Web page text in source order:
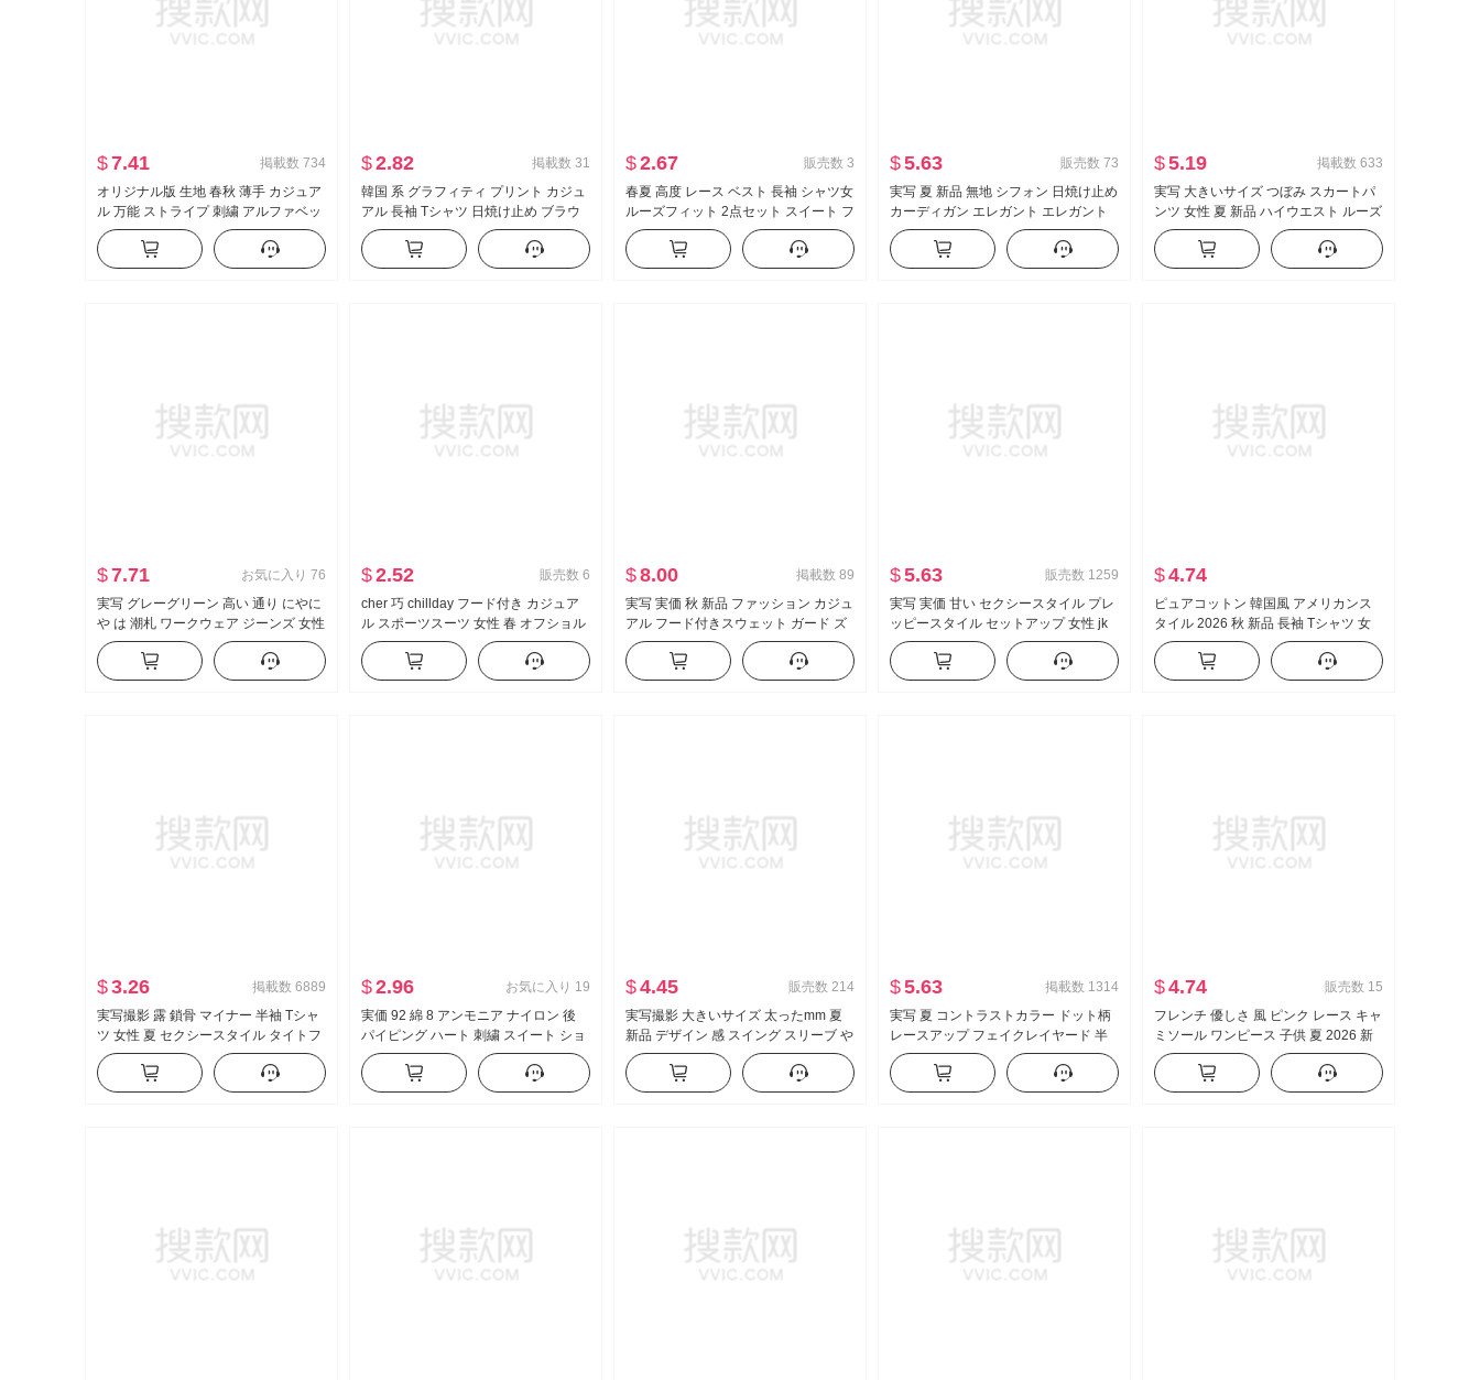
$7.41 掲載数 734
オリジナル版 生地 春秋 薄手 カジュア
ル 万能 ストライプ 刺繍 アルファベッ
ト スウェットシャツ コート
$2.82 掲載数 31
韓国 系 グラフィティ プリント カジュ
アル 長袖 Tシャツ 日焼け止め ブラウ
ス 女性 春夏 ルーズフィット ルーズ 風
が冷たい 感 クルーネック トップス
$2.67 販売数 3
春夏 高度 レース ベスト 長袖 シャツ女
ルーズフィット 2点セット スイート フ
レッシュ
$5.63 販売数 73
実写 夏 新品 無地 シフォン 日焼け止め
カーディガン エレガント エレガント
シフォン フラワープリント ワンピー
ス女 ツーピースセット
$5.19 掲載数 633
実写 大きいサイズ つぼみ スカートパ
ンツ 女性 夏 新品 ハイウエスト ルーズ
フィット スリム効果 垂 感 バルーンパ
ンツ カジュアル ワイドパンツ
$7.71 お気に入り 76
実写 グレーグリーン 高い 通り にやに
や は 潮札 ワークウェア ジーンズ 女性
アメリカンスタイル ヴィンテージ ル
ーズフィット フロアレングス カジュ
アル ズボン
$2.52 販売数 6
cher 巧 chillday フード付き カジュア
ル スポーツスーツ 女性 春 オフショル
ダー コート ベルボトム スリーピース
$8.00 掲載数 89
実写 実価 秋 新品 ファッション カジュ
アル フード付きスウェット ガード ズ
ボン スリム効果 セットアップ スポー
ツスーツ 女性 トレンド
$5.63 販売数 1259
実写 実価 甘い セクシースタイル プレ
ッピースタイル セットアップ 女性 jk
制服 フェイクレイヤード 純 欲 トップ
ス ハーフ スカートパンツ ツーピース
セット
$4.74
ピュアコットン 韓国風 アメリカンス
タイル 2026 秋 新品 長袖 Tシャツ 女
性 ルーズフィット ミドル丈 ピンク ア
ルファベット セクシースタイル トッ
プス
$3.26 掲載数 6889
実写撮影 露 鎖骨 マイナー 半袖 Tシャ
ツ 女性 夏 セクシースタイル タイトフ
ィット 新品 ボタン デザイン 感 ショー
ト丈 トップス
$2.96 お気に入り 19
実価 92 綿 8 アンモニア ナイロン 後
パイピング ハート 刺繍 スイート ショ
ート丈 ポロ襟 Tシャツ スリムフィット
小柄 トレンド
$4.45 販売数 214
実写撮影 大きいサイズ 太ったmm 夏
新品 デザイン 感 スイング スリーブ や
せている t カジュアル スリム効果 スリ
ムフィット 底打ち トップス
$5.63 掲載数 1314
実写 夏 コントラストカラー ドット柄
レースアップ フェイクレイヤード 半
袖 Tシャツ 女性 夏 新品 スイートスタ
イル マイナー トップス
$4.74 販売数 15
フレンチ 優しさ 風 ピンク レース キャ
ミソール ワンピース 子供 夏 2026 新
品 海辺 休暇 エレガント ロングスカー
ト